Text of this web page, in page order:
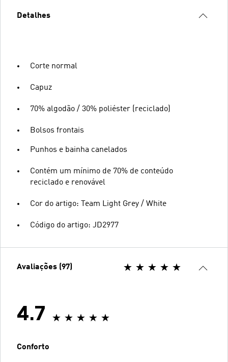
Detalhes
Corte normal
Capuz
70% algodão / 30% poliéster (reciclado)
Bolsos frontais
Punhos e bainha canelados
Contém um mínimo de 70% de conteúdo
reciclado e renovável
Cor do artigo: Team Light Grey / White
Código do artigo: JD2977
Avaliações (97)
4.7
Conforto